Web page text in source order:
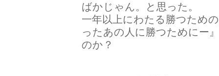
ばかじゃん。と思った。
一年以上にわたる勝つため
ったあの人に勝つためにー
のか？